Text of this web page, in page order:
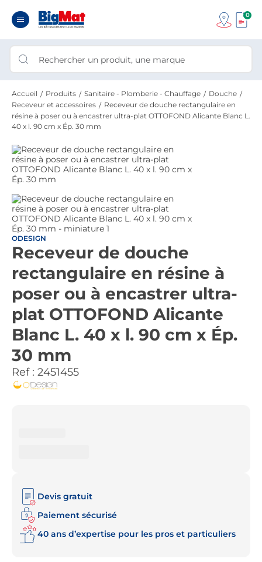
0
Accueil Produits Sanitaire - Plomberie - Chauffage
Douche
Receveur et accessoires
Receveur de douche rectangulaire en
résine à poser ou à encastrer ultra-plat OTTOFOND Alicante Blanc L.
40 x l. 90 cm x Ép. 30 mm
ODESIGN
Receveur de douche
rectangulaire en résine à
poser ou à encastrer ultra-
plat OTTOFOND Alicante
Blanc L. 40 x l. 90 cm x Ép.
30 mm
Ref : 2451455
Devis gratuit
Paiement sécurisé
40 ans d’expertise pour les pros et particuliers